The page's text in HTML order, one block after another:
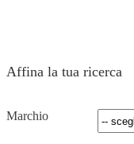
Affina la tua ricerca
Marchio